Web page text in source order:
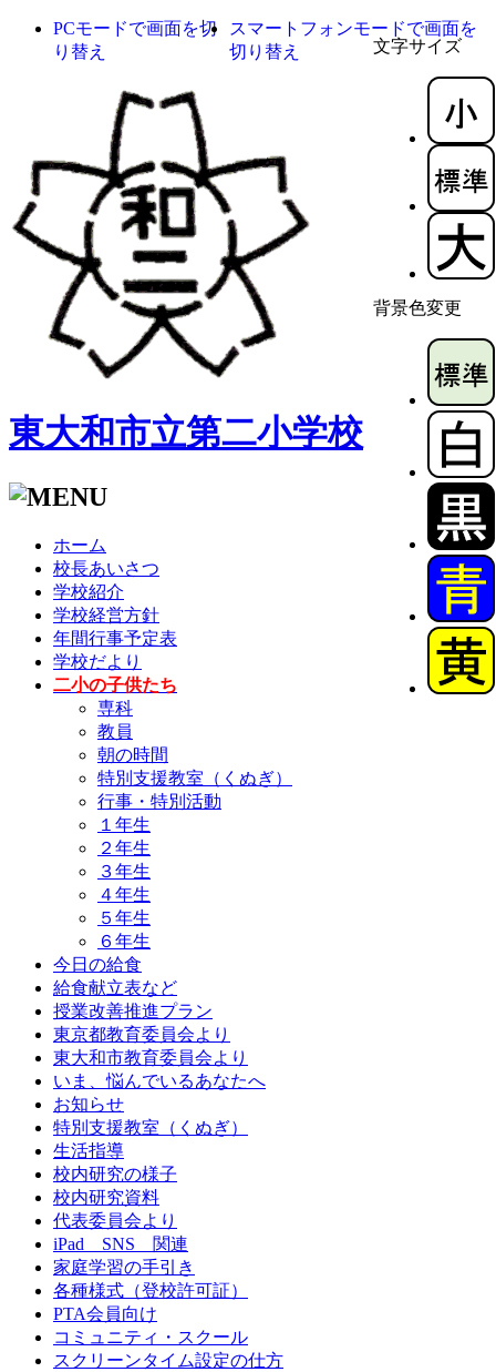
文字サイズ
背景色変更
PCモードで画面を切
り替え
スマートフォンモードで画面を
切り替え
東大和市立第二小学校
ホーム
校長あいさつ
学校紹介
学校経営方針
年間行事予定表
学校だより
二小の子供たち
専科
教員
朝の時間
特別支援教室（くぬぎ）
行事・特別活動
１年生
２年生
３年生
４年生
５年生
６年生
今日の給食
給食献立表など
授業改善推進プラン
東京都教育委員会より
東大和市教育委員会より
いま、悩んでいるあなたへ
お知らせ
特別支援教室（くぬぎ）
生活指導
校内研究の様子
校内研究資料
代表委員会より
iPad SNS 関連
家庭学習の手引き
各種様式（登校許可証）
PTA会員向け
コミュニティ・スクール
スクリーンタイム設定の仕方